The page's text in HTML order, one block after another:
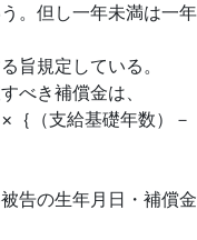
。但し一年未満は一年
旨規定している。
べき補償金は、
（支給基礎年数）－
告の生年月日・補償金